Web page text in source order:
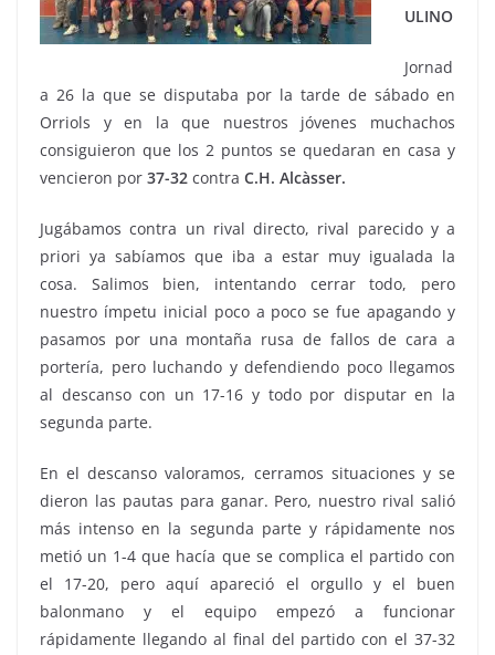
ULINO
Jornad
a 26 la que se disputaba por la tarde de sábado en
Orriols y en la que nuestros jóvenes muchachos
consiguieron que los 2 puntos se quedaran en casa y
vencieron por 37-32 contra C.H. Alcàsser.
Jugábamos contra un rival directo, rival parecido y a
priori ya sabíamos que iba a estar muy igualada la
cosa. Salimos bien, intentando cerrar todo, pero
nuestro ímpetu inicial poco a poco se fue apagando y
pasamos por una montaña rusa de fallos de cara a
portería, pero luchando y defendiendo poco llegamos
al descanso con un 17-16 y todo por disputar en la
segunda parte.
En el descanso valoramos, cerramos situaciones y se
dieron las pautas para ganar. Pero, nuestro rival salió
más intenso en la segunda parte y rápidamente nos
metió un 1-4 que hacía que se complica el partido con
el 17-20, pero aquí apareció el orgullo y el buen
balonmano y el equipo empezó a funcionar
rápidamente llegando al final del partido con el 37-32